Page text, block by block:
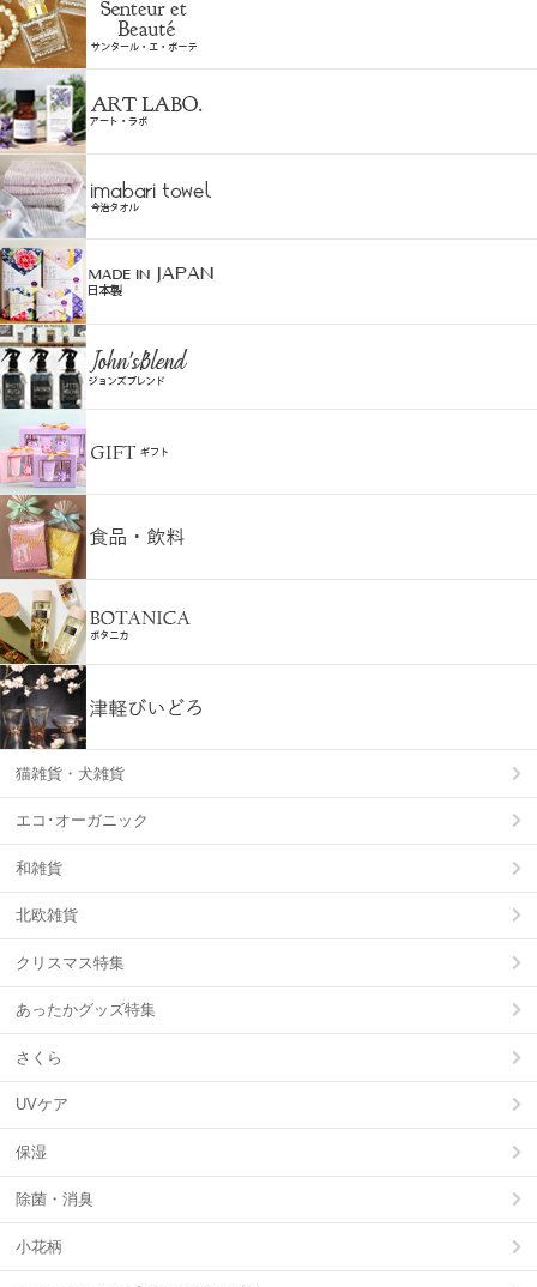
猫雑貨・犬雑貨
エコ･オーガニック
和雑貨
北欧雑貨
クリスマス特集
あったかグッズ特集
さくら
UVケア
保湿
除菌・消臭
小花柄